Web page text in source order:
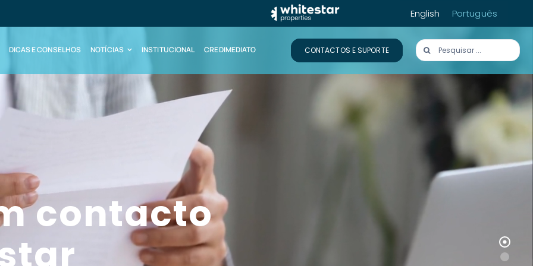
English Português
DICAS E CONSELHOS NOTÍCIAS INSTITUCIONAL CREDIMEDIATO CONTACTOS E SUPORTE Pesquisar
sua dívida?